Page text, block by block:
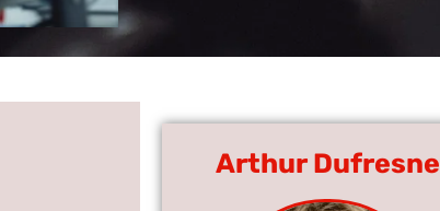
Arthur Dufresne